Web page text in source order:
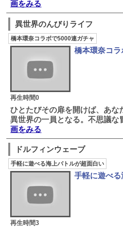
画をみる
異世界のんびりライフ
橋本環奈コラボで5000連ガチャ
再生時間0
橋本環奈コ
ひとたびその扉を開けば、あな
異世界の一員となる。不思議な
画をみる
ドルフィンウェーブ
手軽に遊べる海上バトルが超面白い
再生時間3
手軽に遊べ